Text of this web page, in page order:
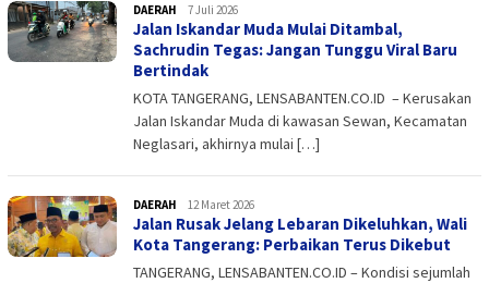
DAERAH admin
7 Juli 2026
Jalan Iskandar Muda Mulai Ditambal,
Sachrudin Tegas: Jangan Tunggu Viral Baru
Bertindak
KOTA TANGERANG, LENSABANTEN.CO.ID – Kerusakan
Jalan Iskandar Muda di kawasan Sewan, Kecamatan
Neglasari, akhirnya mulai […]
DAERAH admin
12 Maret 2026
Jalan Rusak Jelang Lebaran Dikeluhkan, Wali
Kota Tangerang: Perbaikan Terus Dikebut
TANGERANG, LENSABANTEN.CO.ID – Kondisi sejumlah